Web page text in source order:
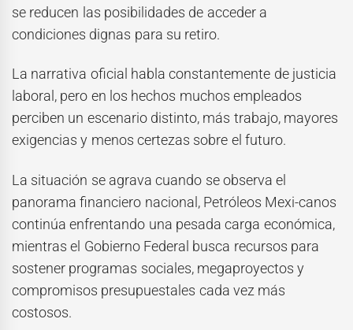
se reducen las posibilidades de acceder a
condiciones dignas para su retiro.
La narrativa oficial habla constantemente de justicia
laboral, pero en los hechos muchos empleados
perciben un escenario distinto, más trabajo, mayores
exigencias y menos certezas sobre el futuro.
La situación se agrava cuando se observa el
panorama financiero nacional, Petróleos Mexi-canos
continúa enfrentando una pesada carga económica,
mientras el Gobierno Federal busca recursos para
sostener programas sociales, megaproyectos y
compromisos presupuestales cada vez más
costosos.